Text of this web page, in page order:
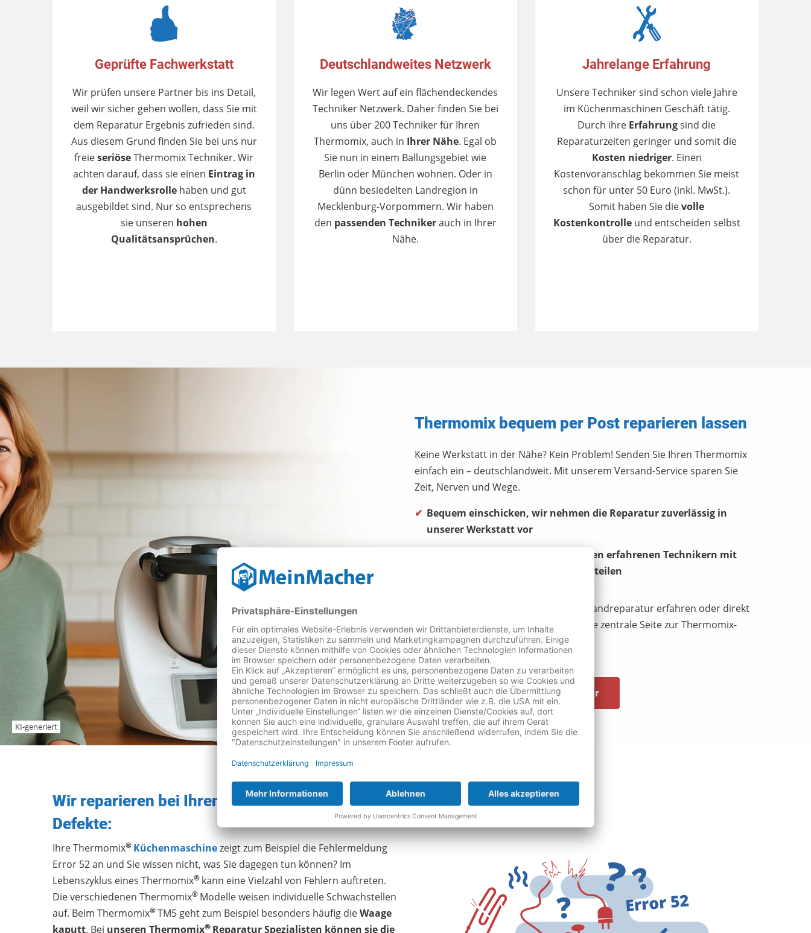
Geprüfte Fachwerkstatt
Wir prüfen unsere Partner bis ins Detail,
weil wir sicher gehen wollen, dass Sie mit
dem Reparatur Ergebnis zufrieden sind.
Aus diesem Grund finden Sie bei uns nur
freieseriöseThermomix Techniker. Wir
achten darauf, dass sie einen Eintrag in
der Handwerksrollehaben und gut
ausgebildet sind. Nur so entsprechens
sie unseren hohen
Qualitätsansprüchen.
Deutschlandweites Netzwerk
Wir legen Wert auf ein flächendeckendes
Techniker Netzwerk. Daher finden Sie bei
uns über 200 Techniker für Ihren
Thermomix, auch in Ihrer Nähe. Egal ob
Sie nun in einem Ballungsgebiet wie
Berlin oder München wohnen. Oder in
dünn besiedelten Landregion in
Mecklenburg-Vorpommern. Wir haben
den passenden Technikerauch in Ihrer
Nähe.
Jahrelange Erfahrung
Unsere Techniker sind schon viele Jahre
im Küchenmaschinen Geschäft tätig.
Durch ihre Erfahrungsind die
Reparaturzeiten geringer und somit die
Kosten niedriger. Einen
Kostenvoranschlag bekommen Sie meist
schon für unter 50 Euro (inkl. MwSt.).
Somit haben Sie dievolle
Kostenkontrolleund entscheiden selbst
über die Reparatur.
Thermomix bequem per Post reparieren lassen
Keine Werkstatt in der Nähe? Kein Problem! Senden Sie Ihren Thermomix
einfach ein – deutschlandweit. Mit unserem Versand-Service sparen Sie
Zeit, Nerven und Wege.
Bequem einschicken, wir nehmen die Reparatur zuverlässig in
unserer Werkstatt vor
Professionell repariert – von unseren erfahrenen Technikern mit
Original- oder hochwertigen Ersatzteilen
Möchten Sie mehr zum Ablauf der Versandreparatur erfahren oder direkt
starten? Dann besuchen Sie jetzt unsere zentrale Seite zur Thermomix-
Reparatur per Post:
Zur Thermomix-Versandreparatur
Wir reparieren bei Ihrem Thermomix®folgende
Defekte:
Ihre Thermomix® Küchenmaschinezeigt zum Beispiel die Fehlermeldung
Error 52 an und Sie wissen nicht, was Sie dagegen tun können? Im
Lebenszyklus eines Thermomix® kann eine Vielzahl von Fehlern auftreten.
Die verschiedenen Thermomix® Modelle weisen individuelle Schwachstellen
auf. Beim Thermomix®TM5 geht zum Beispiel besonders häufig dieWaage
kaputt. Bei unseren Thermomix® Reparatur Spezialisten können sie die